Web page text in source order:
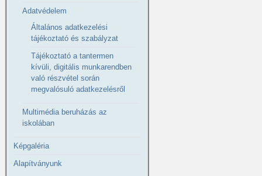
Adatvédelem
Általános adatkezelési
tájékoztató és szabályzat
Tájékoztató a tantermen
kívüli, digitális munkarendben
való részvétel során
megvalósuló adatkezelésről
Multimédia beruházás az
iskolában
Képgaléria
Alapítványunk